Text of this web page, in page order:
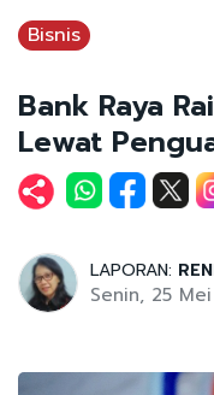
Bisnis
Bank Raya
Lewat
LAPORAN:
Senin, 25